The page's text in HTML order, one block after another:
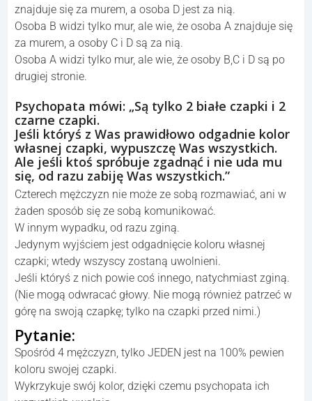
znajduje się za murem, a osoba D jest za nią.
Osoba B widzi tylko mur, ale wie, że osoba A znajduje się
za murem, a osoby C i D są za nią.
Osoba A widzi tylko mur, ale wie, że osoby B,C i D są po
drugiej stronie.
Psychopata mówi: „Są tylko 2 białe czapki i 2
czarne czapki.
Jeśli któryś z Was prawidłowo odgadnie kolor
własnej czapki, wypuszczę Was wszystkich.
Ale jeśli ktoś spróbuje zgadnąć i nie uda mu
się, od razu zabiję Was wszystkich.”
Czterech mężczyzn nie może ze sobą rozmawiać, ani w
żaden sposób się ze sobą komunikować.
W innym wypadku, od razu zginą.
Jedynym wyjściem jest odgadnięcie koloru własnej
czapki; wtedy wszyscy zostaną uwolnieni.
Jeśli któryś z nich powie coś innego, natychmiast zginą.
(Nie mogą odwracać głowy. Nie mogą również patrzeć w
górę na swoją czapkę; tylko na czapki przed nimi.)
Pytanie:
Spośród 4 mężczyzn, tylko JEDEN jest na 100% pewien
koloru swojej czapki.
Wykrzykuje swój kolor, dzięki czemu psychopata ich